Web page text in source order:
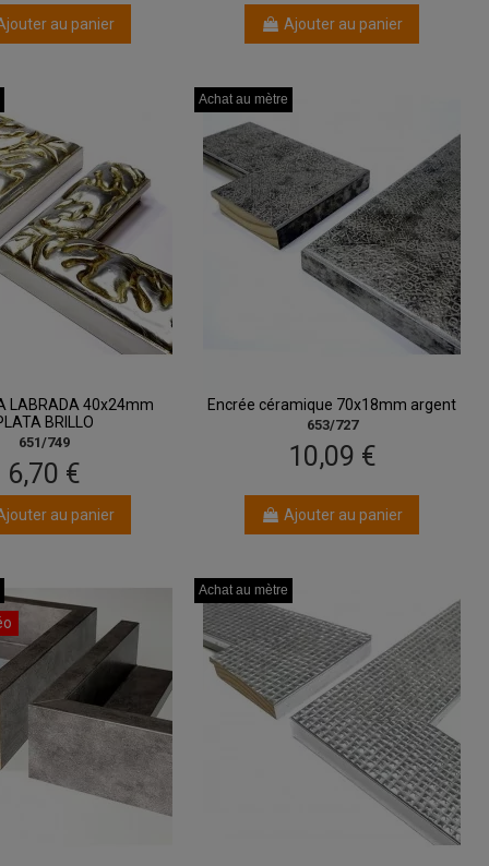
au panier Ajouter au panier
LABRADA 40x24mm
BRILLO
651/749
6,70 €
au panier
Achat au mètre
Achat au mètre
Achat au mètre
Encrée céramique 70x18mm argent
653/727
10,09 €
Ajouter au panier
Achat au mètre
Achat au mètre
Achat au mètre
Achat au mètre